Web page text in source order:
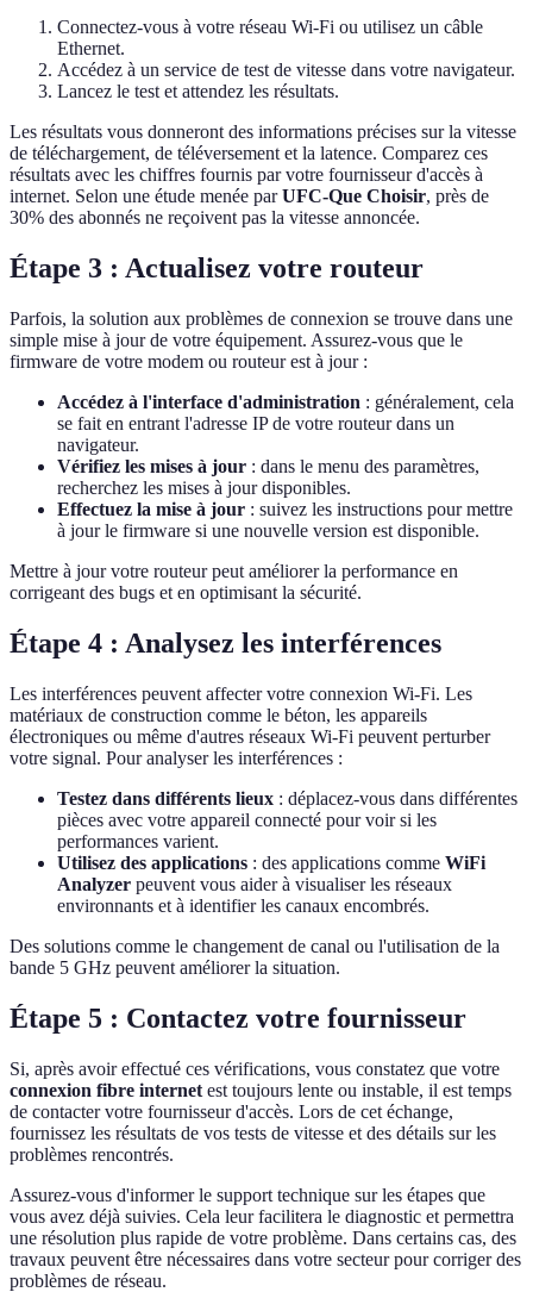
Connectez-vous à votre réseau Wi-Fi ou utilisez un câble
Ethernet.
Accédez à un service de test de vitesse dans votre navigateur.
Lancez le test et attendez les résultats.
Les résultats vous donneront des informations précises sur la vitesse
de téléchargement, de téléversement et la latence. Comparez ces
résultats avec les chiffres fournis par votre fournisseur d'accès à
internet. Selon une étude menée parUFC-Que Choisir, près de
30% des abonnés ne reçoivent pas la vitesse annoncée.
Étape 3 : Actualisez votre routeur
Parfois, la solution aux problèmes de connexion se trouve dans une
simple mise à jour de votre équipement. Assurez-vous que le
firmware de votre modem ou routeur est à jour :
Accédez à l'interface d'administration : généralement, cela
se fait en entrant l'adresse IP de votre routeur dans un
navigateur.
Vérifiez les mises à jour : dans le menu des paramètres,
recherchez les mises à jour disponibles.
Effectuez la mise à jour : suivez les instructions pour mettre
à jour le firmware si une nouvelle version est disponible.
Mettre à jour votre routeur peut améliorer la performance en
corrigeant des bugs et en optimisant la sécurité.
Étape 4 : Analysez les interférences
Les interférences peuvent affecter votre connexion Wi-Fi. Les
matériaux de construction comme le béton, les appareils
électroniques ou même d'autres réseaux Wi-Fi peuvent perturber
votre signal. Pour analyser les interférences :
Testez dans différents lieux : déplacez-vous dans différentes
pièces avec votre appareil connecté pour voir si les
performances varient.
Utilisez des applications : des applications comme WiFi
Analyzer peuvent vous aider à visualiser les réseaux
environnants et à identifier les canaux encombrés.
Des solutions comme le changement de canal ou l'utilisation de la
bande 5 GHz peuvent améliorer la situation.
Étape 5 : Contactez votre fournisseur
Si, après avoir effectué ces vérifications, vous constatez que votre
connexion fibre internet est toujours lente ou instable, il est temps
de contacter votre fournisseur d'accès. Lors de cet échange,
fournissez les résultats de vos tests de vitesse et des détails sur les
problèmes rencontrés.
Assurez-vous d'informer le support technique sur les étapes que
vous avez déjà suivies. Cela leur facilitera le diagnostic et permettra
une résolution plus rapide de votre problème. Dans certains cas, des
travaux peuvent être nécessaires dans votre secteur pour corriger des
problèmes de réseau.